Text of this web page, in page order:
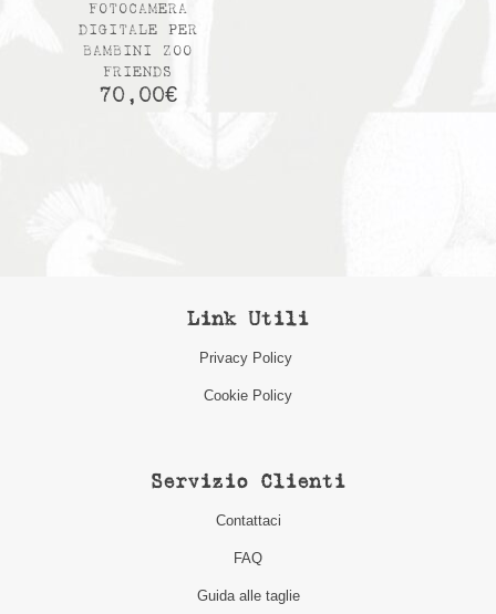
FOTOCAMERA
DIGITALE PER
BAMBINI ZOO
FRIENDS
70,00€
Link Utili
Privacy Policy
Cookie Policy
Servizio Clienti
Contattaci
FAQ
Guida alle taglie